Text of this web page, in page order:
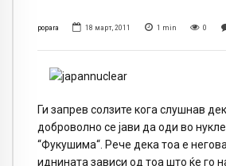
popara 18 март, 2011 1 min 0
Ги запрев солзите кога слушнав
доброволно се јави да оди во
“Фукушима“. Рече дека тоа е
иднината зависи од тоа што ќе го